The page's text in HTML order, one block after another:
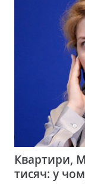
Квартири,
тисяч: у